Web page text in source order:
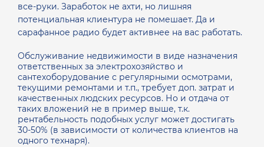
все-руки. Заработок не ахти, но лишняя
потенциальная клиентура не помешает. Да и
сарафанное радио будет активнее на вас работать.
Обслуживание недвижимости в виде назначения
ответственных за электрохозяйство и
сантехоборудование с регулярными осмотрами,
текущими ремонтами и т.п., требует доп. затрат и
качественных людских ресурсов. Но и отдача от
таких вложений не в пример выше, т.к.
рентабельность подобных услуг может достигать
30-50% (в зависимости от количества клиентов на
одного технаря).